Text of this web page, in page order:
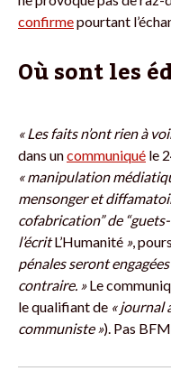
confirmepourtant
Où sont les
« Les faits n’ont rien à
dans uncommuniqué le
« manipulation
mensonger et
cofabrication” de
l’écritL’Humanité »,
pénales seront
contraire. »Le
le qualifiant de « journal
communiste »). Pas